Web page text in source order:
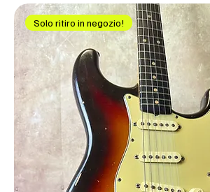
Solo ritiro in negozio!